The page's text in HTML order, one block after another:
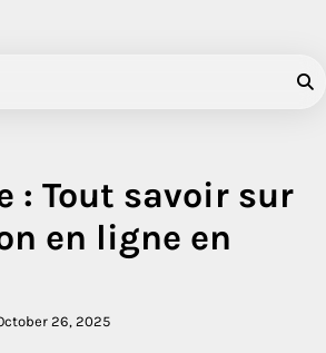
: Tout savoir sur
en ligne en
26, 2025